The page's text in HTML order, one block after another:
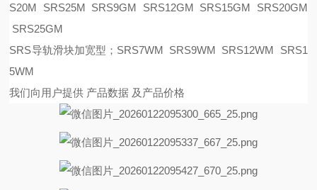
S20M SRS25M SRS9GM SRS12GM SRS15GM SRS20GM
SRS25GM
SRS导轨滑块加宽型；SRS7WM SRS9WM SRS12WM SRS1
5WM
我们向用户提供 产品数据 及产品价格